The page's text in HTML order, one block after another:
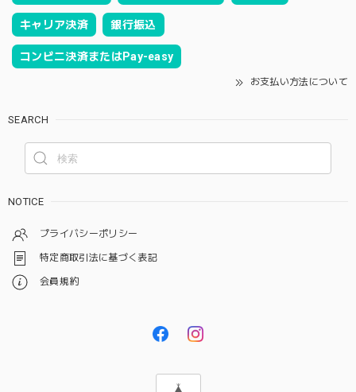
キャリア決済 銀行振込
コンビニ決済またはPay-easy
お支払い方法について
SEARCH
NOTICE
プライバシーポリシー
特定商取引法に基づく表記
会員規約